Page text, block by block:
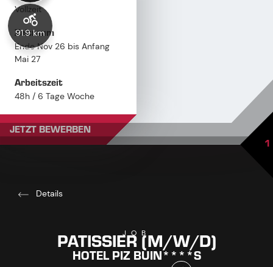
91.9 km
Vollzeit
Zeitraum
Ende Nov 26 bis Anfang
Mai 27
Arbeitszeit
48h / 6 Tage Woche
Gehalt
nach Vereinbarung
JETZT BEWERBEN
1
Details
JOB
PATISSIER (M/W/D)
HOTEL PIZ BUIN****S